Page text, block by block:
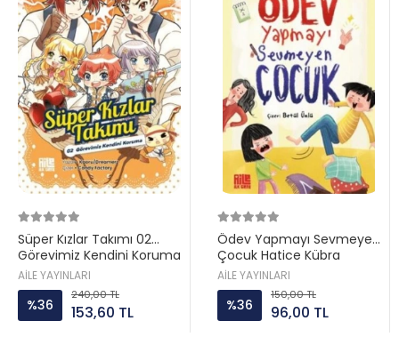
Süper Kızlar Takımı 02
Görevimiz Kendini Koruma
Aile ayın
AİLE YAYINLARI
%36
240,00 TL
153,60 TL
Ödev Yapmayı Sevmeyen
Çocuk Hatice Kübra
Tongar Aile yayın
AİLE YAYINLARI
%36
150,00 TL
96,00 TL